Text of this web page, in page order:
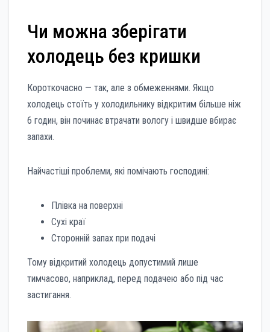
Чи можна зберігати
холодець без кришки
Короткочасно — так, але з обмеженнями. Якщо
холодець стоїть у холодильнику відкритим більше ніж
6 годин, він починає втрачати вологу і швидше вбирає
запахи.
Найчастіші проблеми, які помічають господині:
Плівка на поверхні
Сухі краї
Сторонній запах при подачі
Тому відкритий холодець допустимий лише
тимчасово, наприклад, перед подачею або під час
застигання.